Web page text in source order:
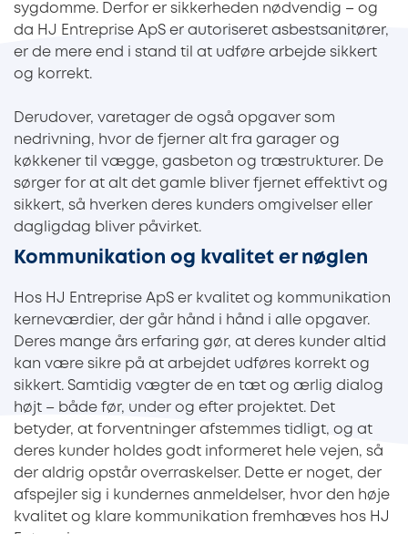
sygdomme. Derfor er sikkerheden nødvendig – og
da HJ Entreprise ApS er autoriseret asbestsanitører,
er de mere end i stand til at udføre arbejde sikkert
og korrekt.
Derudover, varetager de også opgaver som
nedrivning, hvor de fjerner alt fra garager og
køkkener til vægge, gasbeton og træstrukturer. De
sørger for at alt det gamle bliver fjernet effektivt og
sikkert, så hverken deres kunders omgivelser eller
dagligdag bliver påvirket.
Kommunikation og kvalitet er nøglen
Hos HJ Entreprise ApS er kvalitet og kommunikation
kerneværdier, der går hånd i hånd i alle opgaver.
Deres mange års erfaring gør, at deres kunder altid
kan være sikre på at arbejdet udføres korrekt og
sikkert. Samtidig vægter de en tæt og ærlig dialog
højt – både før, under og efter projektet. Det
betyder, at forventninger afstemmes tidligt, og at
deres kunder holdes godt informeret hele vejen, så
der aldrig opstår overraskelser. Dette er noget, der
afspejler sig i kundernes anmeldelser, hvor den høje
kvalitet og klare kommunikation fremhæves hos HJ